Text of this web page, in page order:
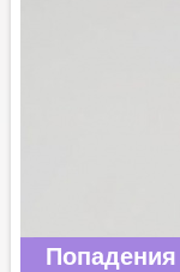
Попадения